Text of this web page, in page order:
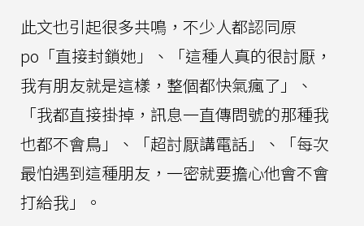
此文也引起很多共鳴，不少人都認同原
po「直接封鎖她」、「這種人真的很討厭，
我有朋友就是這樣，整個都快氣瘋了」、
「我都直接掛掉，訊息一直傳問號的那種我
也都不會鳥」、「超討厭講電話」、「每次
最怕遇到這種朋友，一密就要擔心他會不會
打給我」。